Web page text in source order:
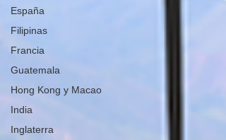
España
Filipinas
Francia
Guatemala
Hong Kong y Macao
India
Inglaterra